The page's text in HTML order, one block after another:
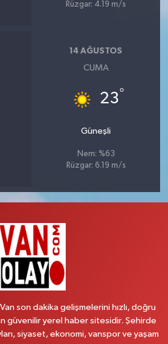
Rüzgar: 4.19 m/s
14 AĞUSTOS
CUMA
23°
Güneşli
Nem: %63
Rüzgar: 6.19 m/s
son dakika gelişmelerini hızlı, doğru
güvenilir yerel haber sitesidir. Şehirde
siyaset, ekonomi, vanspor ve yaşam